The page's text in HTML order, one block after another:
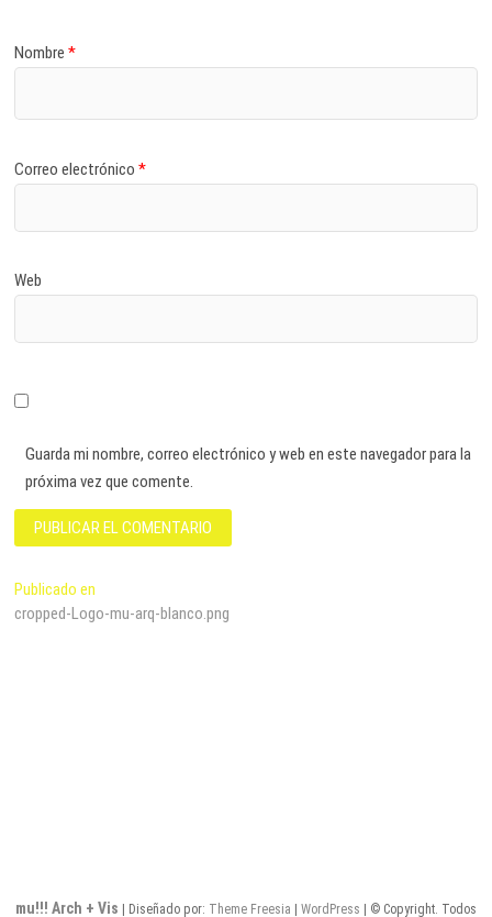
Nombre*
Correo electrónico*
Web
Guarda mi nombre, correo electrónico y web en este navegador para la
próxima vez que comente.
Navegación
de
Publicado en
cropped-Logo-mu-arq-blanco.png
mu!!! Arch + Vis | Diseñado por: Theme Freesia | WordPress | © Copyright. Todos